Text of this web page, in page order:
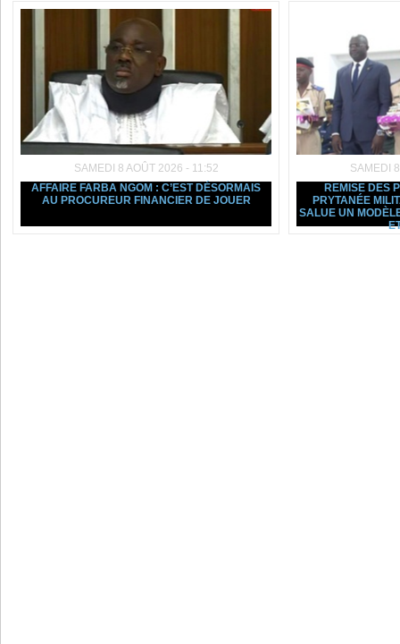
SAMEDI 8 AOÛT 2026 - 11:52
AFFAIRE FARBA NGOM : C’EST DÉSORMAIS
AU PROCUREUR FINANCIER DE JOUER
SAMEDI
REMISE DES
PRYTANÉE
SALUE UN